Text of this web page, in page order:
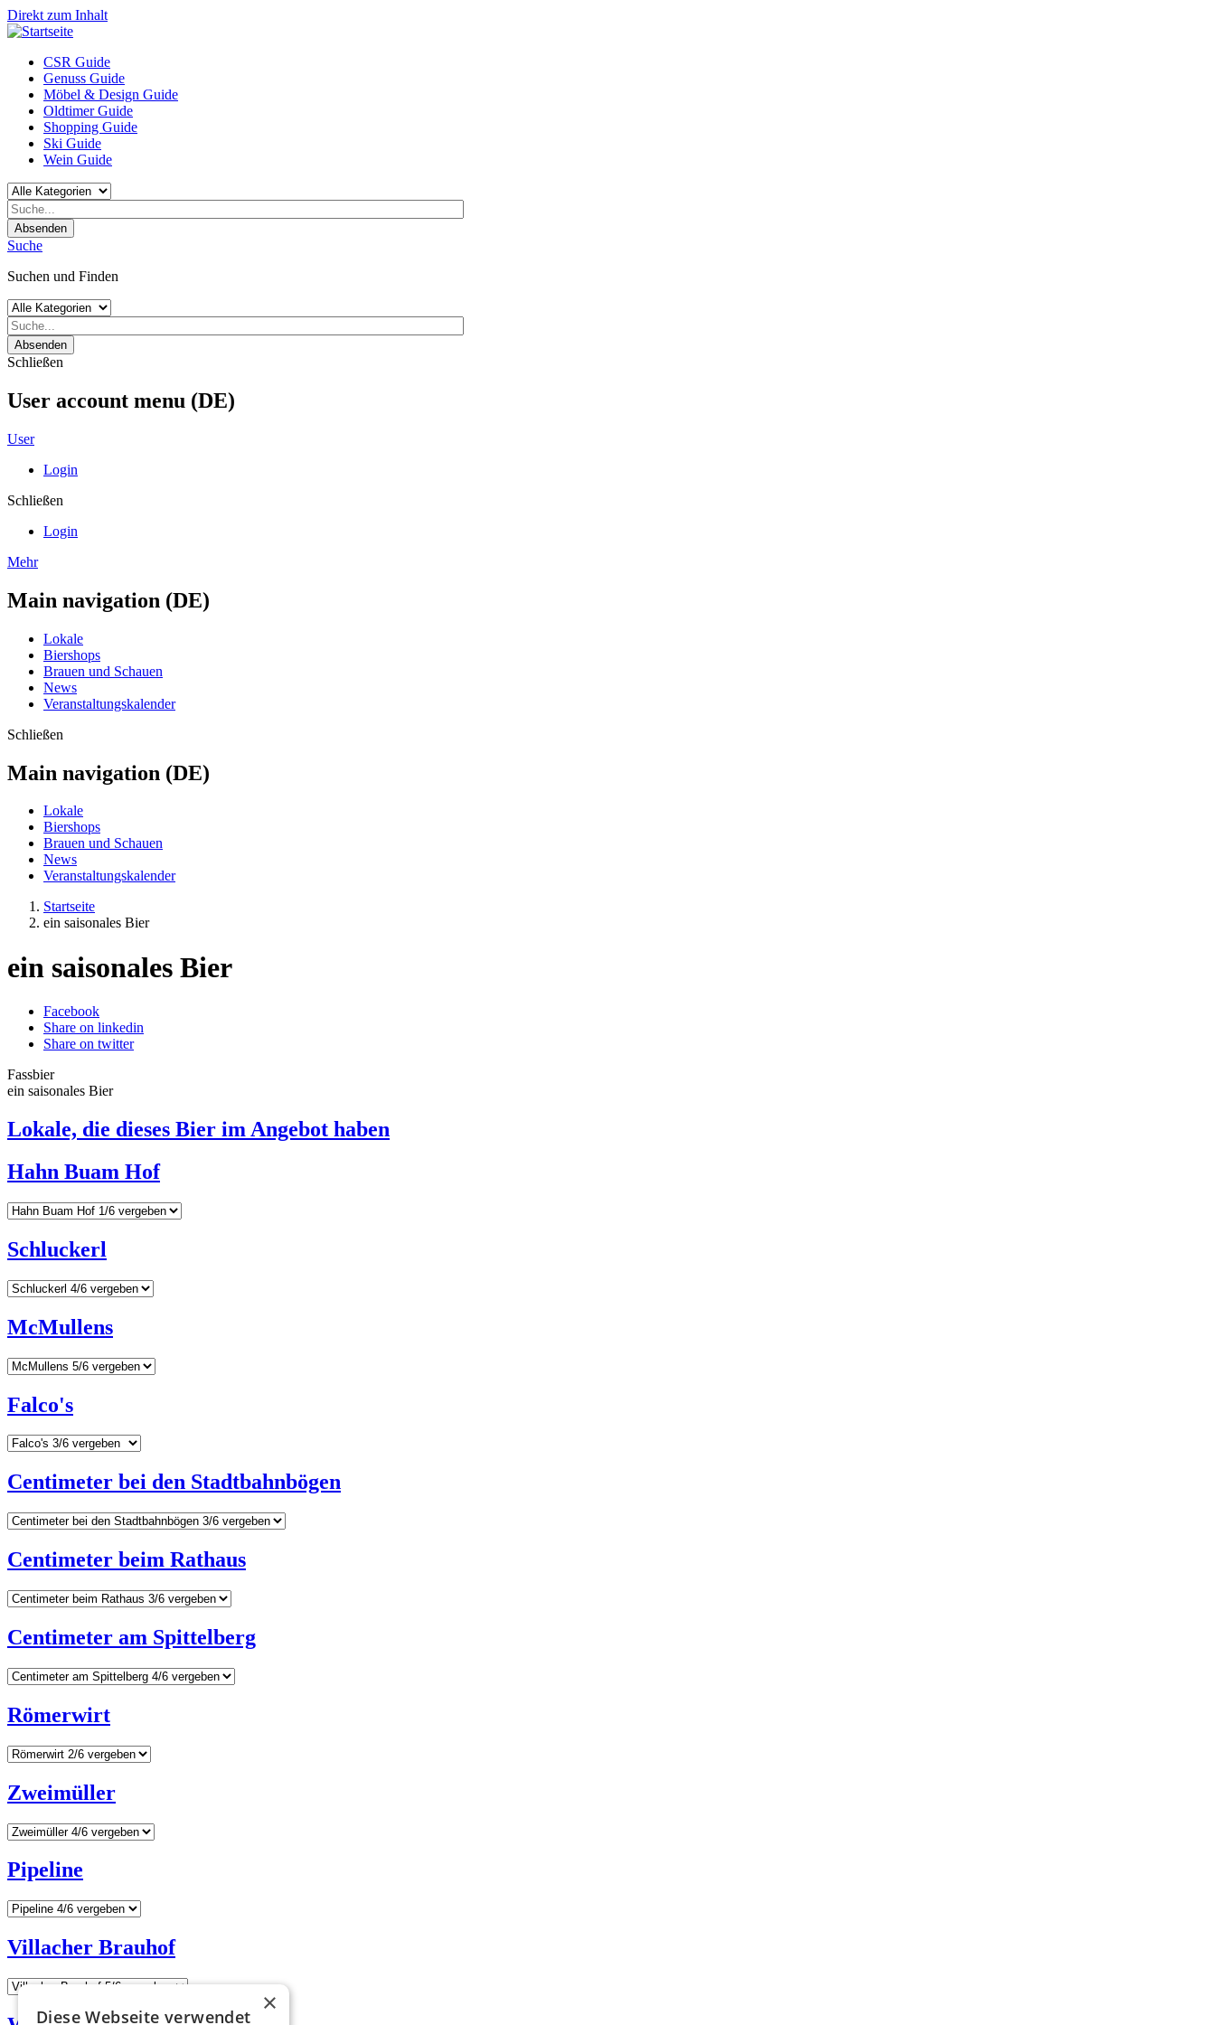
Direkt zum Inhalt
CSR Guide
Genuss Guide
Möbel & Design Guide
Oldtimer Guide
Shopping Guide
Ski Guide
Wein Guide
Absenden
Suche
Suchen und Finden
Absenden
Schließen
User account menu (DE)
User
Login
Schließen
Login
Mehr
Main navigation (DE)
Lokale
Biershops
Brauen und Schauen
News
Veranstaltungskalender
Schließen
Main navigation (DE)
Lokale
Biershops
Brauen und Schauen
News
Veranstaltungskalender
Startseite
ein saisonales Bier
ein saisonales Bier
Facebook
Share on linkedin
Share on twitter
Fassbier
ein saisonales Bier
Lokale, die dieses Bier im Angebot haben
Hahn Buam Hof
Schluckerl
McMullens
Falco's
Centimeter bei den Stadtbahnbögen
Centimeter beim Rathaus
Centimeter am Spittelberg
Römerwirt
Zweimüller
Pipeline
Villacher Brauhof
×
Diese Webseite verwendet